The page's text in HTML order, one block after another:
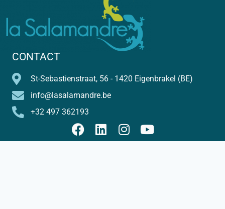
CONTACT
St-Sebastienstraat, 56 - 1420 Eigenbrakel (BE)
info@lasalamandre.be
+32 497 362193